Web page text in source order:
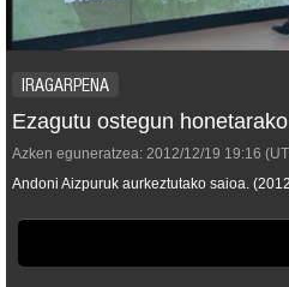
IRAGARPENA
Ezagutu ostegun
Azken eguneratzea: 2012/12/19 19:16
Andoni Aizpuruk aurkeztutako saioa.